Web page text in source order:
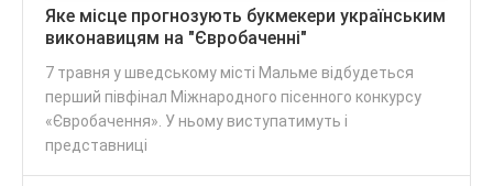
Яке місце прогнозують букмекери українським
виконавицям на "Євробаченні"
7 травня у шведському місті Мальме відбудеться
перший півфінал Міжнародного пісенного конкурсу
«Євробачення». У ньому виступатимуть і
представниці